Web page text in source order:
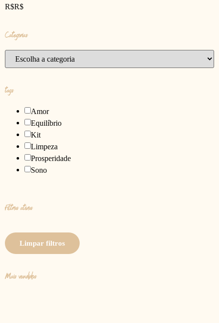
R$R$
Categorias
tags
Amor
Equilíbrio
Kit
Limpeza
Prosperidade
Sono
Filtros ativos
Limpar filtros
Mais vendidos